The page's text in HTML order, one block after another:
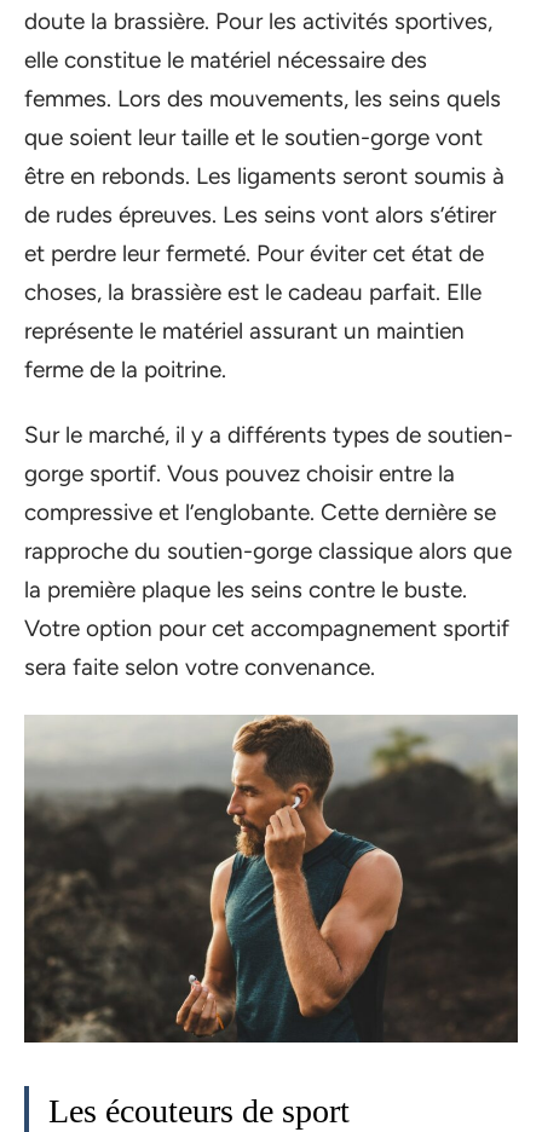
doute la brassière. Pour les activités sportives,
elle constitue le matériel nécessaire des
femmes. Lors des mouvements, les seins quels
que soient leur taille et le soutien-gorge vont
être en rebonds. Les ligaments seront soumis à
de rudes épreuves. Les seins vont alors s’étirer
et perdre leur fermeté. Pour éviter cet état de
choses, la brassière est le cadeau parfait. Elle
représente le matériel assurant un maintien
ferme de la poitrine.
Sur le marché, il y a différents types de soutien-
gorge sportif. Vous pouvez choisir entre la
compressive et l’englobante. Cette dernière se
rapproche du soutien-gorge classique alors que
la première plaque les seins contre le buste.
Votre option pour cet accompagnement sportif
sera faite selon votre convenance.
Les écouteurs de sport